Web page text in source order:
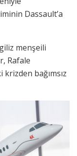
Dassault’a
menşeili
Rafale
bağımsız